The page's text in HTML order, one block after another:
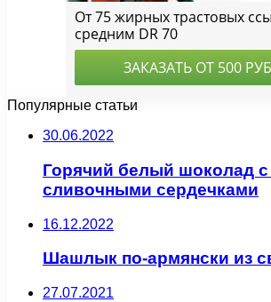
Популярные статьи
30.06.2022
Горячий белый шоколад с
сливочными сердечками
16.12.2022
Шашлык по-армянски из
27.07.2021